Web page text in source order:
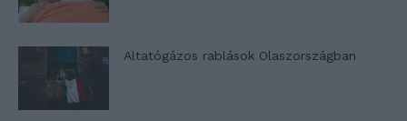
Altatógázos rablások Olaszországban